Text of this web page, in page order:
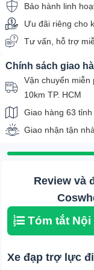
Bảo hành linh
Ưu đãi riêng cho
Tư vấn, hỗ trợ
Chính sách giao
Vận chuyển miễn
10km TP. HCM
Giao hàng 63 tỉnh
Giao nhận tận
Review và
Tóm tắt
Xe đạp trợ lực